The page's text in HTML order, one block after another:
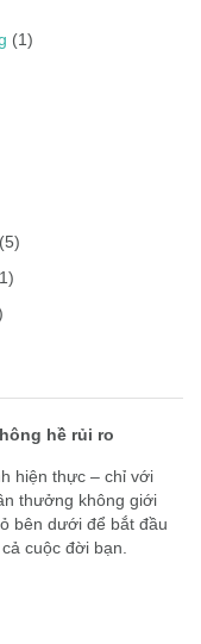
(1)
(5)
hề rủi ro
hiện thực – chỉ với
thưởng không giới
bên dưới để bắt đầu
cuộc đời bạn.